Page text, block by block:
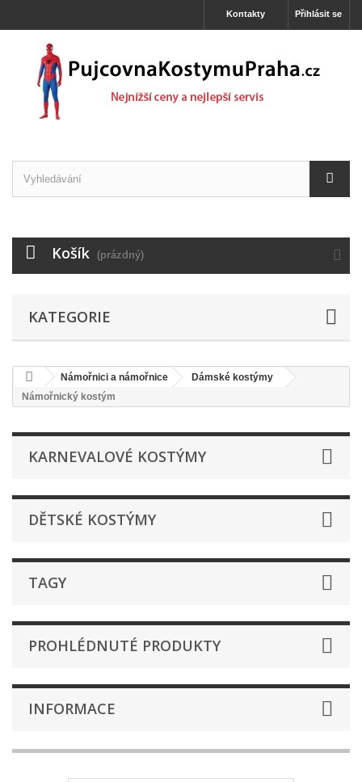
Přihlásit se
Kontakty
Košík (prázdný)
KATEGORIE
Námořnici a námořnice
Dámské kostýmy
Námořnický kostým
KARNEVALOVÉ KOSTÝMY
DĚTSKÉ KOSTÝMY
TAGY
PROHLÉDNUTÉ PRODUKTY
INFORMACE